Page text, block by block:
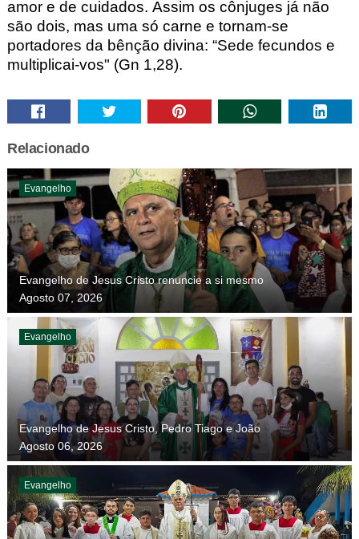
amor e de cuidados. Assim os cônjuges já não
são dois, mas uma só carne e tornam-se
portadores da bênção divina: “Sede fecundos e
multiplicai-vos" (Gn 1,28).
Relacionado
Evangelho
Evangelho de Jesus Cristo renuncie a si mesmo
Agosto 07, 2026
Evangelho
Evangelho de Jesus Cristo, Pedro Tiago e João
Agosto 06, 2026
Evangelho